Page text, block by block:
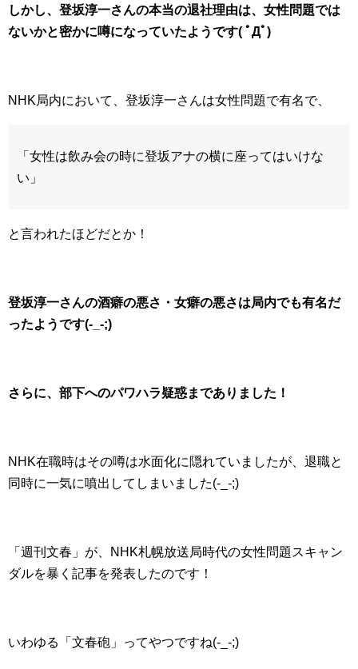
しかし、登坂淳一さんの本当の退社理由は、女性問題では
ないかと密かに噂になっていたようです( ﾟДﾟ)
NHK局内において、登坂淳一さんは女性問題で有名で、
「女性は飲み会の時に登坂アナの横に座ってはいけな
い」
と言われたほどだとか！
登坂淳一さんの酒癖の悪さ・女癖の悪さは局内でも有名だ
ったようです(-_-;)
さらに、部下へのパワハラ疑惑までありました！
NHK在職時はその噂は水面化に隠れていましたが、退職と
同時に一気に噴出してしまいました(-_-;)
「週刊文春」が、NHK札幌放送局時代の女性問題スキャン
ダルを暴く記事を発表したのです！
いわゆる「文春砲」ってやつですね(-_-;)